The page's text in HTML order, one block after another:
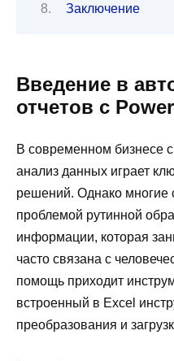
Заключение
Введение в
отчетов с
В современном бизнесе
анализ данных играет
решений. Однако многие
проблемой рутинной
информации, которая
часто связана с
помощь приходит
встроенный в Excel
преобразования и